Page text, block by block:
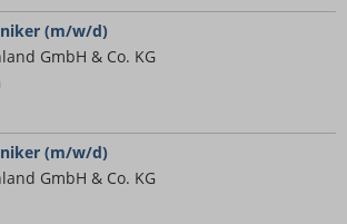
(m/w/d)
GmbH & Co. KG
(m/w/d)
GmbH & Co. KG